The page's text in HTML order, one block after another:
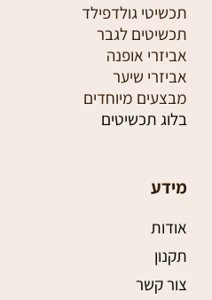
תכשיטי גולדפילד
תכשיטים לגבר
אביזרי אופנה
אביזרי שיער
מבצעים מיוחדים
בלוג תכשיטים
מידע
אודות
תקנון
צור קשר